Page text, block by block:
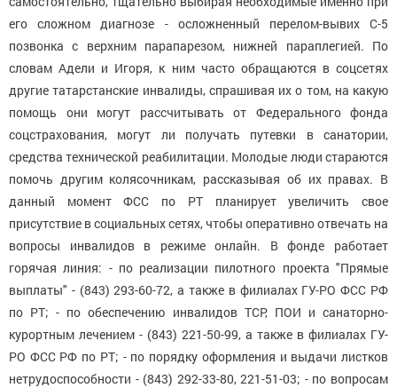
его сложном диагнозе - осложненный перелом-вывих С-5
позвонка с верхним парапарезом, нижней параплегией. По
словам Адели и Игоря, к ним часто обращаются в соцсетях
другие татарстанские инвалиды, спрашивая их о том, на какую
помощь они могут рассчитывать от Федерального фонда
соцстрахования, могут ли получать путевки в санатории,
средства технической реабилитации. Молодые люди стараются
помочь другим колясочникам, рассказывая об их правах. В
данный момент ФСС по РТ планирует увеличить свое
присутствие в социальных сетях, чтобы оперативно отвечать на
вопросы инвалидов в режиме онлайн. В фонде работает
горячая линия: - по реализации пилотного проекта "Прямые
выплаты" - (843) 293-60-72, а также в филиалах ГУ-РО ФСС РФ
по РТ; - по обеспечению инвалидов ТСР, ПОИ и санаторно-
курортным лечением - (843) 221-50-99, а также в филиалах ГУ-
РО ФСС РФ по РТ; - по порядку оформления и выдачи листков
нетрудоспособности - (843) 292-33-80, 221-51-03; - по вопросам